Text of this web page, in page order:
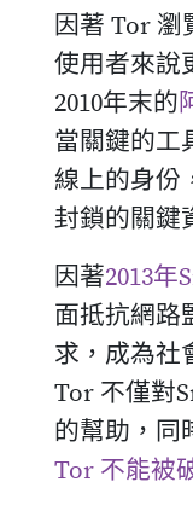
因著 Tor 瀏
使用者來說
2010年末的
當關鍵的工
線上的身份
封鎖的關鍵
因著2013年
面抵抗網路
求，成為社
Tor 不僅對
的幫助，同
Tor 不能被